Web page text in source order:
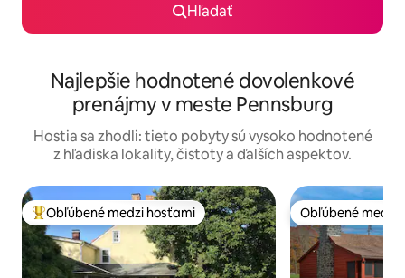
Hľadať
Najlepšie hodnotené dovolenkové
prenájmy v meste Pennsburg
Hostia sa zhodli: tieto pobyty sú vysoko hodnotené
z hľadiska lokality, čistoty a ďalších aspektov.
Najobľúbenejšie medzi hosťami
Obľúbené medzi hosťami Obľúbené medzi
Obľúbené medzi